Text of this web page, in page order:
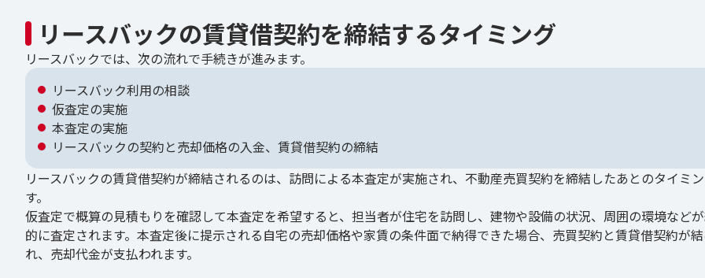
リースバックの賃貸借契約を締結するタイミング
リースバックでは、次の流れで手続きが進みます。
リースバック利用の相談
仮査定の実施
本査定の実施
リースバックの契約と売却価格の入金、賃貸借契約の締結
リースバックの賃貸借契約が締結されるのは、訪問による本査定が実施され、不動産売買契約を締結したあとのタイミ
す。
仮査定で概算の見積もりを確認して本査定を希望すると、担当者が住宅を訪問し、建物や設備の状況、周囲の環境など
的に査定されます。本査定後に提示される自宅の売却価格や家賃の条件面で納得できた場合、売買契約と賃貸借契約が
れ、売却代金が支払われます。